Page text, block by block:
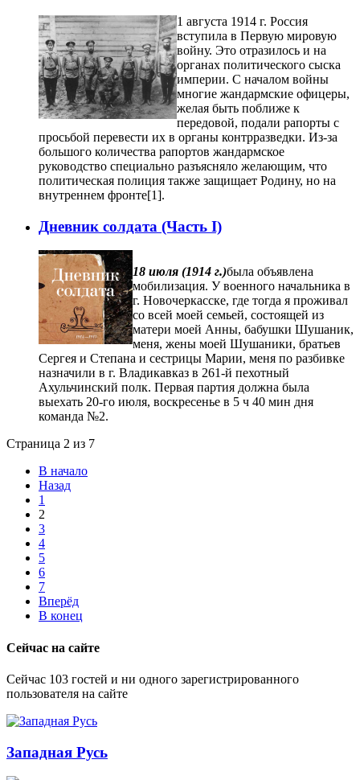
1 августа 1914 г. Россия
вступила в Первую мировую
войну. Это отразилось и на
органах политического сыска
империи. С началом войны
многие жандармские офицеры,
желая быть поближе к
передовой, подали рапорты с
просьбой перевести их в органы контрразведки. Из-за
большого количества рапортов жандармское
руководство специально разъясняло желающим, что
политическая полиция также защищает Родину, но на
внутреннем фронте[1].
Дневник солдата (Часть I)
18 июля (1914 г.)была объявлена
мобилизация. У военного начальника в
г. Новочеркасске, где тогда я проживал
со всей моей семьей, состоящей из
матери моей Анны, бабушки Шушаник,
меня, жены моей Шушаники, братьев
Сергея и Степана и сестрицы Марии, меня по разбивке
назначили в г. Владикавказ в 261-й пехотный
Ахульчинский полк. Первая партия должна была
выехать 20-го июля, воскресенье в 5 ч 40 мин дня
команда №2.
Страница 2 из 7
В начало
Назад
1
2
3
4
5
6
7
Вперёд
В конец
Сейчас на сайте
Сейчас 103 гостей и ни одного зарегистрированного
пользователя на сайте
Западная Русь